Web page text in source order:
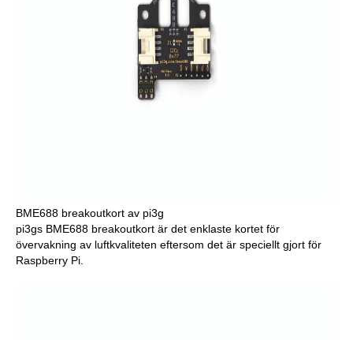
BME688 breakoutkort av pi3g
pi3gs BME688 breakoutkort är det enklaste kortet för
övervakning av luftkvaliteten eftersom det är speciellt gjort för
Raspberry Pi.